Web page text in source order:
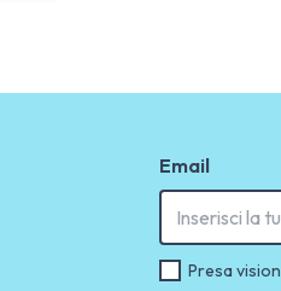
Email
Presa